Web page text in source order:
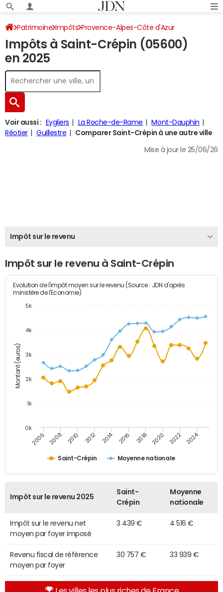
Patrimoine Impôts Provence-Alpes-Côte d'Azur
Hautes-Alpes Saint-Crépin Impôt sur le revenu
Impôts à Saint-Crépin (05600)
en 2025
Voir aussi : Eygliers La Roche-de-Rame
Mont-Dauphin
Réotier
Guillestre Comparer Saint-Crépin à une autre ville
Mise à jour le 25/06/26
Impôt sur le revenu
Impôt sur le revenu à Saint-Crépin
Montant (euros)
Evolution de l'impôt moyen sur le revenu (Source : JDN d'après
ministère de l'Economie)
Saint-Crépin Moyenne nationale
2006 2008 2010 2012 2014 2016 2018 2020 2022 2024
0k
1k
2k
3k
4k
5k
Impôt sur le revenu 2025
Saint-
Crépin
Moyenne
nationale
Impôt sur le revenu net
moyen par foyer imposé
3 439 € 4 516 €
Revenu fiscal de référence
moyen par foyer
30 757 € 33 939 €